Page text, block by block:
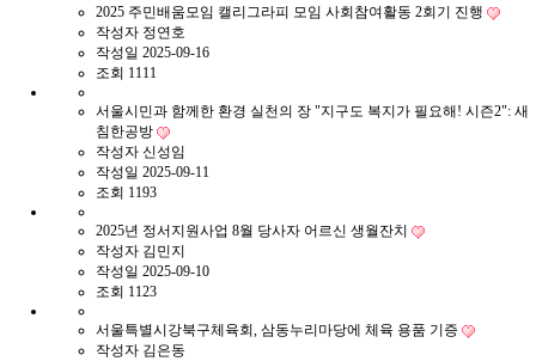
2025 주민배움모임 캘리그라피 모임 사회참여활동 2회기 진행
작성자 정연호
작성일 2025-09-16
조회 1111
서울시민과 함께한 환경 실천의 장 "지구도 복지가 필요해! 시즌2": 새
침한공방
작성자 신성임
작성일 2025-09-11
조회 1193
2025년 정서지원사업 8월 당사자 어르신 생월잔치
작성자 김민지
작성일 2025-09-10
조회 1123
서울특별시강북구체육회, 삼동누리마당에 체육 용품 기증
작성자 김은동